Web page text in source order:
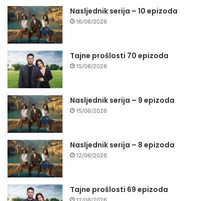
Nasljednik serija – 10 epizoda
16/06/2026
Tajne prošlosti 70 epizoda
15/06/2026
Nasljednik serija – 9 epizoda
15/06/2026
Nasljednik serija – 8 epizoda
12/06/2026
Tajne prošlosti 69 epizoda